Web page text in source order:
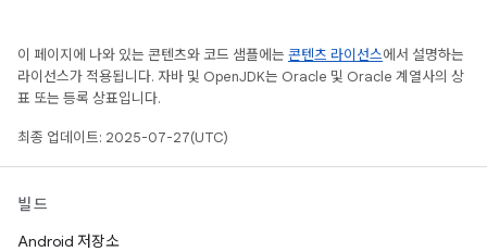
이 페이지에 나와 있는 콘텐츠와 코드 샘플에는 콘텐츠 라이선스에서 설명하는
라이선스가 적용됩니다. 자바 및 OpenJDK는 Oracle 및 Oracle 계열사의 상
표 또는 등록 상표입니다.
최종 업데이트: 2025-07-27(UTC)
빌드
Android 저장소